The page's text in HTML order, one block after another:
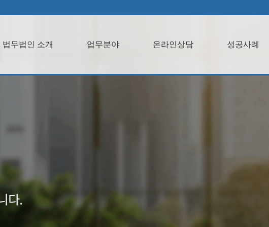
법무법인 소개 업무분야 온라인상담 성공사례